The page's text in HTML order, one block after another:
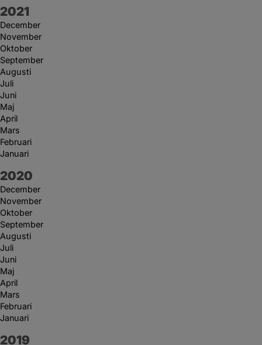
År:
2021
December
November
Oktober
September
Augusti
Juli
Juni
Maj
April
Mars
Februari
Januari
År:
2020
December
November
Oktober
September
Augusti
Juli
Juni
Maj
April
Mars
Februari
Januari
År:
2019